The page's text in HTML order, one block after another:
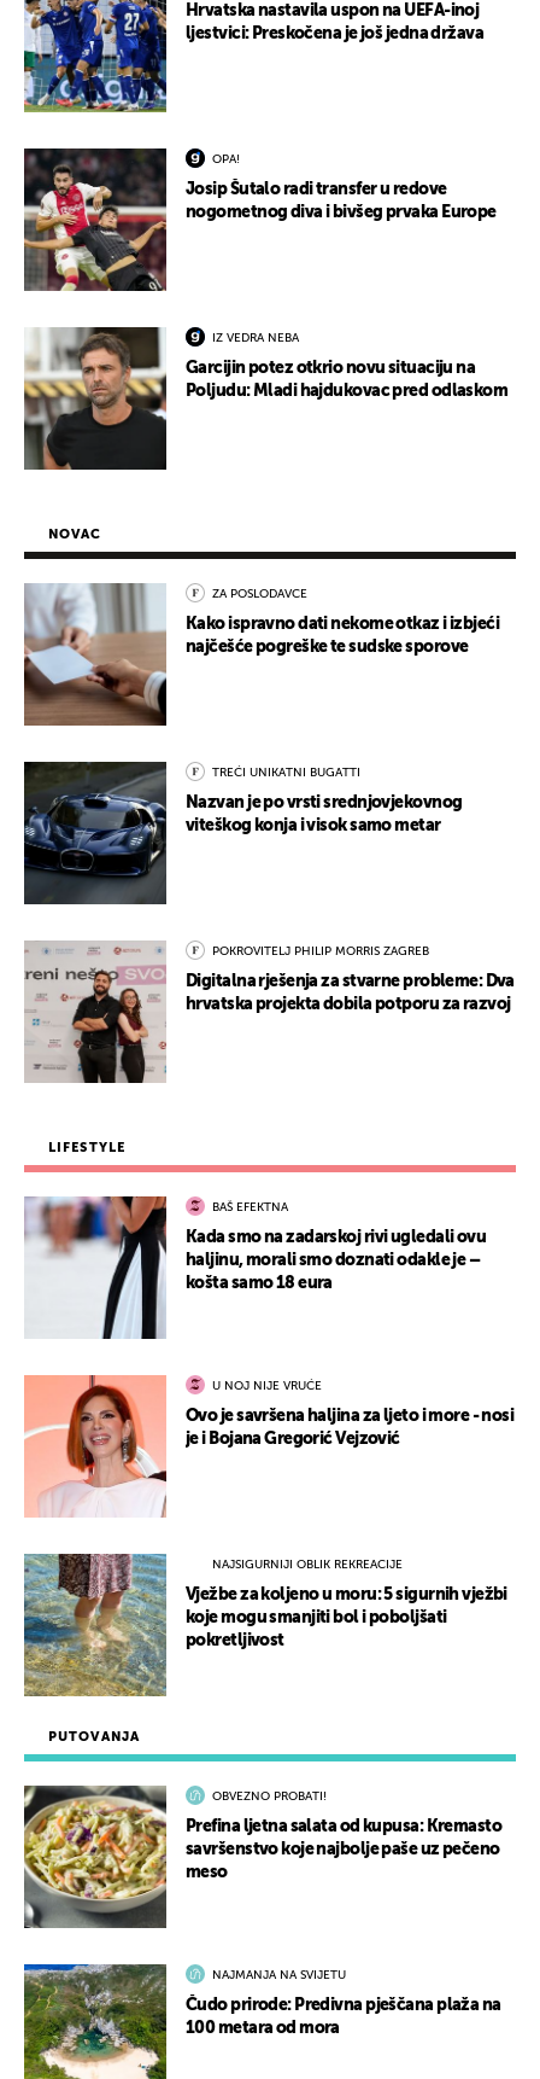
Hrvatska nastavila uspon na UEFA-inoj
ljestvici: Preskočena je još jedna država
OPA!
Josip Šutalo radi transfer u redove
nogometnog diva i bivšeg prvaka Europe
IZ VEDRA NEBA
Garcijin potez otkrio novu situaciju na
Poljudu: Mladi hajdukovac pred odlaskom
PUTOVANJA
OBVEZNO PROBATI!
Prefina ljetna salata od kupusa: Kremasto
savršenstvo koje najbolje paše uz pečeno
meso
NAJMANJA NA SVIJETU
Čudo prirode: Predivna pješčana plaža na
100 metara od mora
NOVAC
ZA POSLODAVCE
Kako ispravno dati nekome otkaz i izbjeći
najčešće pogreške te sudske sporove
TREĆI UNIKATNI BUGATTI
Nazvan je po vrsti srednjovjekovnog
viteškog konja i visok samo metar
POKROVITELJ PHILIP MORRIS ZAGREB
Digitalna rješenja za stvarne probleme: Dva
hrvatska projekta dobila potporu za razvoj
LIFESTYLE
BAŠ EFEKTNA
Kada smo na zadarskoj rivi ugledali ovu
haljinu, morali smo doznati odakle je –
košta samo 18 eura
U NOJ NIJE VRUĆE
Ovo je savršena haljina za ljeto i more - nosi
je i Bojana Gregorić Vejzović
NAJSIGURNIJI OBLIK REKREACIJE
Vježbe za koljeno u moru: 5 sigurnih vježbi
koje mogu smanjiti bol i poboljšati
pokretljivost